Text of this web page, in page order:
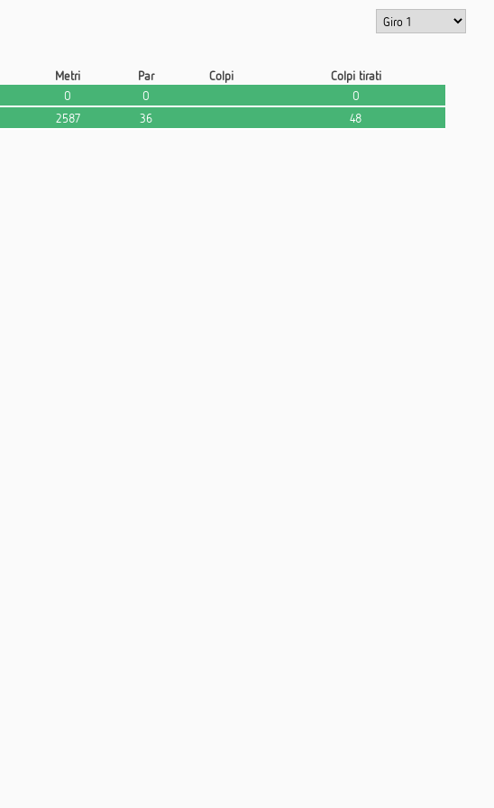
Metri Par Colpi
Colpi tirati
0 0
0
2587 36 48